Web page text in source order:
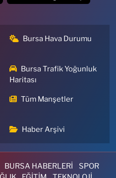
Bursa Hava Durumu
Bursa Trafik Yoğunluk
Haritası
Tüm Manşetler
Haber Arşivi
BURSA HABERLERİ
SPOR